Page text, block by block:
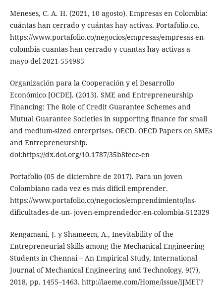
Meneses, C. A. H. (2021, 10 agosto). Empresas en Colombia:
cuántas han cerrado y cuántas hay activas. Portafolio.co.
https://www.portafolio.co/negocios/empresas/empresas-en-
colombia-cuantas-han-cerrado-y-cuantas-hay-activas-a-
mayo-del-2021-554985
Organización para la Cooperación y el Desarrollo
Económico [OCDE]. (2013). SME and Entrepreneurship
Financing: The Role of Credit Guarantee Schemes and
Mutual Guarantee Societies in supporting finance for small
and medium-sized enterprises. OECD. OECD Papers on SMEs
and Entrepreneurship.
doi:https://dx.doi.org/10.1787/35b8fece-en
Portafolio (05 de diciembre de 2017). Para un joven
Colombiano cada vez es más difícil emprender.
https://www.portafolio.co/negocios/emprendimiento/las-
dificultades-de-un- joven-emprendedor-en-colombia-512329
Rengamani, J. y Shameem, A., Inevitability of the
Entrepreneurial Skills among the Mechanical Engineering
Students in Chennai – An Empirical Study, International
Journal of Mechanical Engineering and Technology, 9(7),
2018, pp. 1455–1463. http://iaeme.com/Home/issue/IJMET?